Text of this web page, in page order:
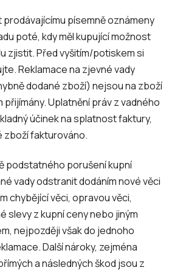
prodávajícímu písemně oznámeny
poté, kdy měl kupující možnost
zjistit. Před vyšitím/potiskem si
Reklamace na zjevné vady
dodané zboží) nejsou na zboží
Uplatnění práv z vadného
účinek na splatnost faktury,
zboží fakturováno.
podstatného porušení kupní
vady odstranit dodáním nové věci
chybějící věci, opravou věci,
slevy z kupní ceny nebo jiným
nejpozději však do jednoho
Další nároky, zejména
a následných škod jsou z